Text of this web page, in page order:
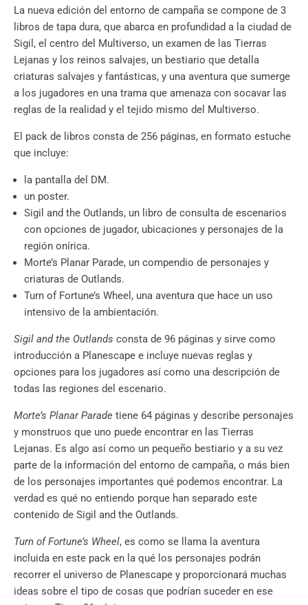
La nueva edición del entorno de campaña se compone de 3
libros de tapa dura, que abarca en profundidad a la ciudad de
Sigil, el centro del Multiverso, un examen de las Tierras
Lejanas y los reinos salvajes, un bestiario que detalla
criaturas salvajes y fantásticas, y una aventura que sumerge
a los jugadores en una trama que amenaza con socavar las
reglas de la realidad y el tejido mismo del Multiverso.
El pack de libros consta de 256 páginas, en formato estuche
que incluye:
la pantalla del DM.
un poster.
Sigil and the Outlands, un libro de consulta de escenarios
con opciones de jugador, ubicaciones y personajes de la
región onírica.
Morte’s Planar Parade, un compendio de personajes y
criaturas de Outlands.
Turn of Fortune’s Wheel, una aventura que hace un uso
intensivo de la ambientación.
Sigil and the Outlands consta de 96 páginas y sirve como
introducción a Planescape e incluye nuevas reglas y
opciones para los jugadores así como una descripción de
todas las regiones del escenario.
Morte’s Planar Parade tiene 64 páginas y describe personajes
y monstruos que uno puede encontrar en las Tierras
Lejanas. Es algo así como un pequeño bestiario y a su vez
parte de la información del entorno de campaña, o más bien
de los personajes importantes qué podemos encontrar. La
verdad es qué no entiendo porque han separado este
contenido de Sigil and the Outlands.
Turn of Fortune’s Wheel, es como se llama la aventura
incluida en este pack en la qué los personajes podrán
recorrer el universo de Planescape y proporcionará muchas
ideas sobre el tipo de cosas que podrían suceder en ese